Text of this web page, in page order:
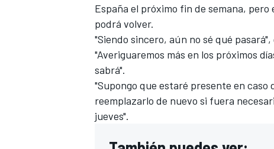
España el próximo fin de semana,
podrá volver.
"Siendo sincero, aún no sé qué
"Averiguaremos más en los próximos
sabrá".
"Supongo que estaré presente en
reemplazarlo de nuevo si fuera
jueves".